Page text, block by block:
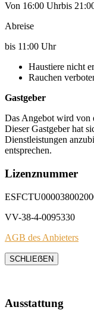
Von 16:00 Uhrbis
Abreise
bis 11:00 Uhr
Haustiere nicht
Rauchen
Gastgeber
Das Angebot wird von
Dieser Gastgeber hat
Dienstleistungen
entsprechen.
Lizenznummer
VV-38-4-0095330
AGB des Anbieters
SCHLIEẞEN
Ausstattung